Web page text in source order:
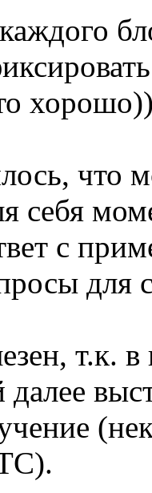
что
себя
с
для
т.к.